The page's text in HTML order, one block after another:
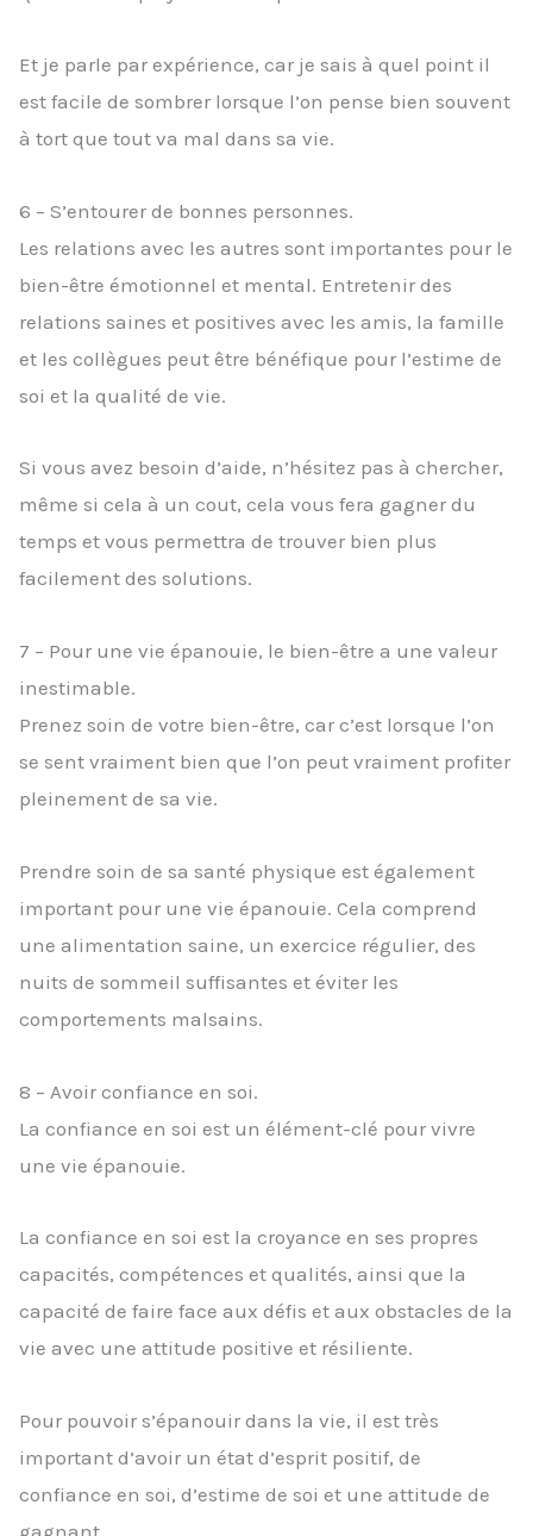
Et je parle par expérience, car je sais à quel point il
est facile de sombrer lorsque l’on pense bien souvent
à tort que tout va mal dans sa vie.
6 – S’entourer de bonnes personnes.
Les relations avec les autres sont importantes pour le
bien-être émotionnel et mental. Entretenir des
relations saines et positives avec les amis, la famille
et les collègues peut être bénéfique pour l’estime de
soi et la qualité de vie.
Si vous avez besoin d’aide, n’hésitez pas à chercher,
même si cela à un cout, cela vous fera gagner du
temps et vous permettra de trouver bien plus
facilement des solutions.
7 – Pour une vie épanouie, le bien-être a une valeur
inestimable.
Prenez soin de votre bien-être, car c’est lorsque l’on
se sent vraiment bien que l’on peut vraiment profiter
pleinement de sa vie.
Prendre soin de sa santé physique est également
important pour une vie épanouie. Cela comprend
une alimentation saine, un exercice régulier, des
nuits de sommeil suffisantes et éviter les
comportements malsains.
8 – Avoir confiance en soi.
La confiance en soi est un élément-clé pour vivre
une vie épanouie.
La confiance en soi est la croyance en ses propres
capacités, compétences et qualités, ainsi que la
capacité de faire face aux défis et aux obstacles de la
vie avec une attitude positive et résiliente.
Pour pouvoir s’épanouir dans la vie, il est très
important d’avoir un état d’esprit positif, de
confiance en soi, d’estime de soi et une attitude de